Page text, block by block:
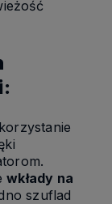
wkłady na
szuflad